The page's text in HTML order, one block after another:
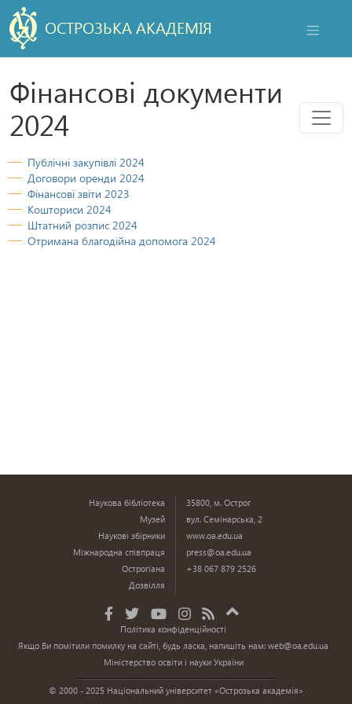
ОСТРОЗЬКА АКАДЕМІЯ
Фінансові документи
2024
Меню
Публічні закупівлі 2024
Договори оренди 2024
Фінансові звіти 2023
Кошториси 2024
Штатний розпис 2024
Отримана благодійна допомога 2024
Наукова бібліотека
Музей
Наукові збірники
Міжнародна співпраця
Острогіана
Дозвілля
35800, м. Острог
вул. Семінарська, 2
www.oa.edu.ua
press@oa.edu.ua
+38 067 879 2526
Політика конфіденційності
Якщо Ви помітили помилку на сайті, будь ласка, напишіть нам:web@oa.edu.ua
Міністерство освіти і науки України
© 2000 - 2025 Національний університет «Острозька академія»